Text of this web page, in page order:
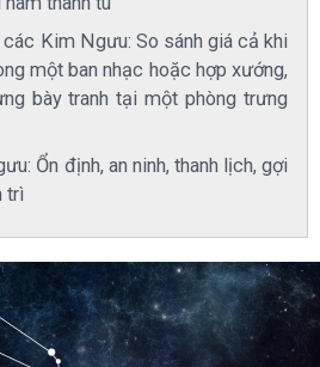
Kim Ngưu: So sánh giá cả khi
một ban nhạc hoặc hợp xướng,
bày tranh tại một phòng trưng
Ổn định, an ninh, thanh lịch, gợi
trì